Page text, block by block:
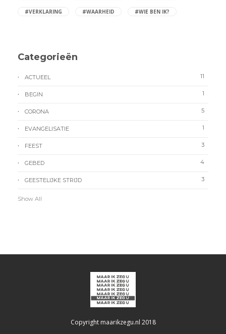
#VERKLARING #WAARHEID #WIE BEN IK?
Categorieën
ACTUEEL 11
BEGIN 1
CORONA 5
EVANGELISATIE 1
FEEST 3
GEBED 4
GEESTELIJKE STRIJD 3
Show All
Copyright maarikzegu.nl 2018